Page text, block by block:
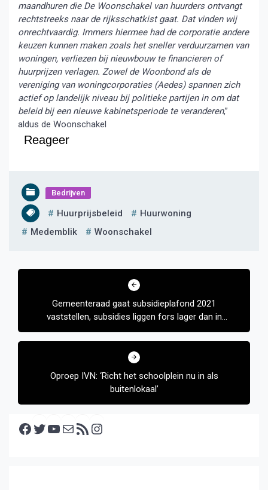
maandhuren die De Woonschakel van huurders ontvangt
rechtstreeks naar de rijksschatkist gaat. Dat vinden wij
onrechtvaardig. Immers hiermee had de corporatie andere
keuzen kunnen maken zoals het sneller verduurzamen van
woningen, verliezen bij nieuwbouw te financieren of
huurprijzen verlagen. Zowel de Woonbond als de
vereniging van woningcorporaties (Aedes) spannen zich
actief op landelijk niveau bij politieke partijen in om dat
beleid bij een nieuwe kabinetsperiode te veranderen,”
aldus de Woonschakel
Reageer
Bedrijven
Huurprijsbeleid
Huurwoning
Medemblik
Woonschakel
Bericht
Gemeenteraad gaat subsidieplafond 2021
vaststellen, subsidies liggen fors lager dan in
2020
Oproep IVN: ‘Richt het schoolplein nu in als
buitenlokaal’
Facebook Twitter YouTube E-mail RSS feed